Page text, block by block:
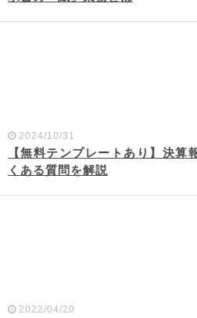
2024/10/31
【無料テンプレートあり】決算
くある質問を解説
2022/04/20